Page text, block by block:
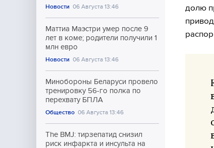
Новости 06 Августа 13:46
Маттиа Маэстри умер после 9
лет в коме; родители получили 1
млн евро
Новости 06 Августа 13:46
Минобороны Беларуси провело
тренировку 56-го полка по
перехвату БПЛА
Общество 06 Августа 13:46
The BMJ: тирзепатид снизил
риск инфаркта и инсульта на
долю